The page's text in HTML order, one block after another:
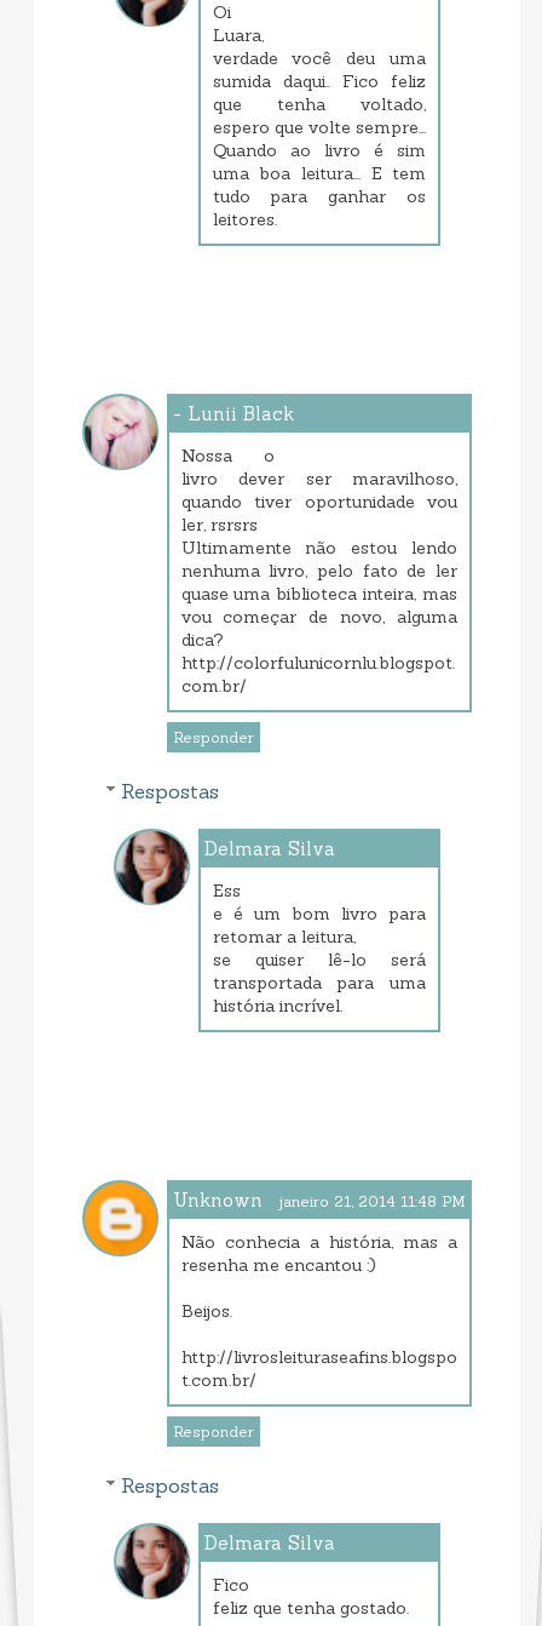
Oi
Luara,
verdade você deu uma
sumida daqui.. Fico feliz
que tenha voltado,
espero que volte sempre...
Quando ao livro é sim
uma boa leitura... E tem
tudo para ganhar os
leitores.
- Lunii Black
Nossa o
livro dever ser maravilhoso,
quando tiver oportunidade vou
ler, rsrsrs
Ultimamente não estou lendo
nenhuma livro, pelo fato de ler
quase uma biblioteca inteira, mas
vou começar de novo, alguma
dica?
http://colorfulunicornlu.blogspot.
com.br/
Responder
Respostas
Delmara Silva
Ess
e é um bom livro para
retomar a leitura,
se quiser lê-lo será
transportada para uma
história incrível.
Unknown janeiro 21, 2014 11:48 PM
Não conhecia a história, mas a
resenha me encantou :)
Beijos.
http://livrosleituraseafins.blogspo
t.com.br/
Responder
Respostas
Delmara Silva
Fico
feliz que tenha gostado.